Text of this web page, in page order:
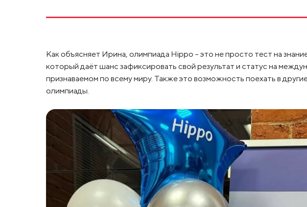
Как объясняет Ирина, олимпиада Hippo – это не просто тест на знание
который даёт шанс зафиксировать свой результат и статус на
признаваемом по всему миру. Также это возможность поехать в
олимпиады.